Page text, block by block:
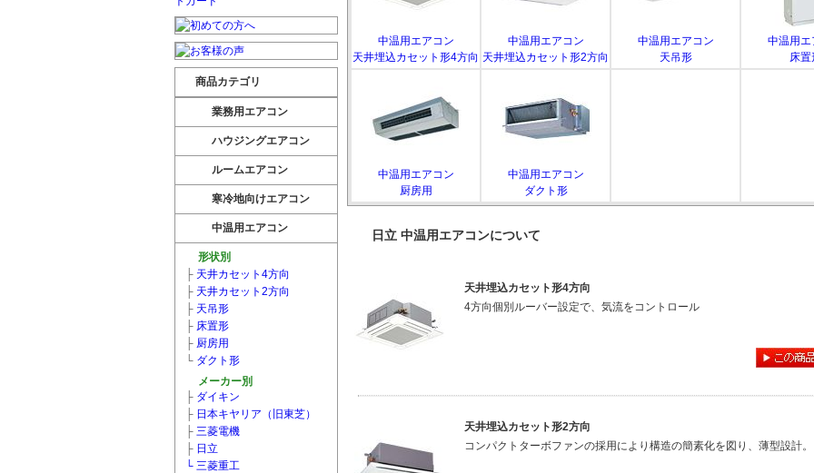
商品カテゴリ
業務用エアコン
ハウジングエアコン
ルームエアコン
寒冷地向けエアコン
中温用エアコン
形状別
├ 天井カセット4方向
├ 天井カセット2方向
├ 天吊形
├ 床置形
├ 厨房用
└ ダクト形
メーカー別
├ ダイキン
├ 日本キヤリア（旧東芝）
├ 三菱電機
├ 日立
└ 三菱重工
中温用エアコン
天井埋込カセット形4方向
中温用エアコン
天井埋込カセット形2方向
中温用エアコン
天吊形
中温用エ
床置
中温用エアコン
厨房用
中温用エアコン
ダクト形
日立 中温用エアコンについて
天井埋込カセット形4方向
4方向個別ルーバー設定で、気流をコントロール
天井埋込カセット形2方向
コンパクトターボファンの採用により構造の簡素化を図り、薄型設計。